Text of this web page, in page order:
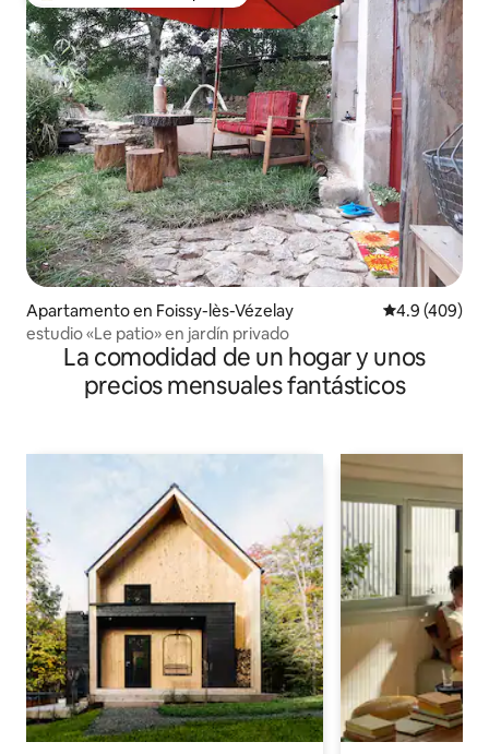
Apartamento en Foissy-lès-Vézelay Calificación
4.9 (409)
estudio «Le patio» en jardín privado
La comodidad de un hogar y unos
precios mensuales fantásticos